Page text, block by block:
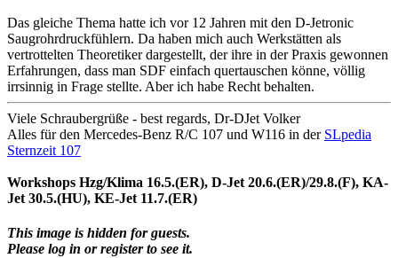
Das gleiche Thema hatte ich vor 12 Jahren mit den D-Jetronic
Saugrohrdruckfühlern. Da haben mich auch Werkstätten als
vertrottelten Theoretiker dargestellt, der ihre in der Praxis gewonnen
Erfahrungen, dass man SDF einfach quertauschen könne, völlig
irrsinnig in Frage stellte. Aber ich habe Recht behalten.
Viele Schraubergrüße - best regards, Dr-DJet Volker
Alles für den Mercedes-Benz R/C 107 und W116 in der SLpedia
Sternzeit 107
Workshops Hzg/Klima 16.5.(ER), D-Jet 20.6.(ER)/29.8.(F), KA-
Jet 30.5.(HU), KE-Jet 11.7.(ER)
This image is hidden for guests.
Please log in or register to see it.